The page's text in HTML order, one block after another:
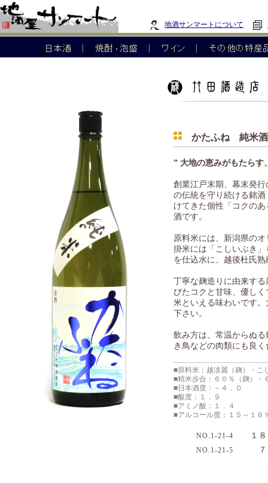
地酒サンマートについて
かたふね 純米酒
” 大地の恵みがもたらす
創業江戸末期、幕末発
の伝統を守り続ける銘
けてきた個性「コクの
酒です。
原料米には、新潟県の
掛米には「こしいぶき
を仕込水に、越後杜氏
丁寧な麹造りに由来す
びたコクと甘味、優し
米といえる味わいです
下さい。
飲み方は、常温からぬ
き鳥などの肉類にも良
■原料米：越淡麗（麹）・こ
■精米歩合：６０％（麹）・
■日本酒度：－４．０
■酸度：１．９
■アミノ酸：１．４
■アルコール度：１５～１６
NO.1-21-4 １８
NO.1-21-5 ７２